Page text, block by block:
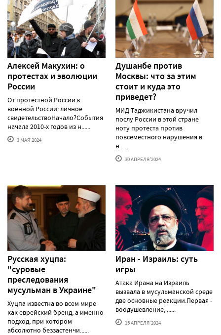
Алексей Макуxин: о
протестаx и эволюции
России
От протестной России к
военной России: личное
свидетельствоНачало?События
начала 2010-х годов из н......
3 МАЯ'2024
Душанбе против
Москвы: что за этим
стоит и куда это
приведет?
МИД Таджикистана вручил
послу России в этой стране
ноту протеста против
повсеместного нарушения в
н......
30 АПРЕЛЯ'2024
Русская хуцпа:
"суровые
преследования
мусульман в Украине"
Хуцпа известна во всем мире
как еврейский бренд, а именно
подход, при котором
абсолютно беззастенчи......
Иран - Израиль: суть
игры
Атака Ирана на Израиль
вызвала в мусульманской среде
две основные реакции.Первая -
воодушевление, ......
15 АПРЕЛЯ'2024